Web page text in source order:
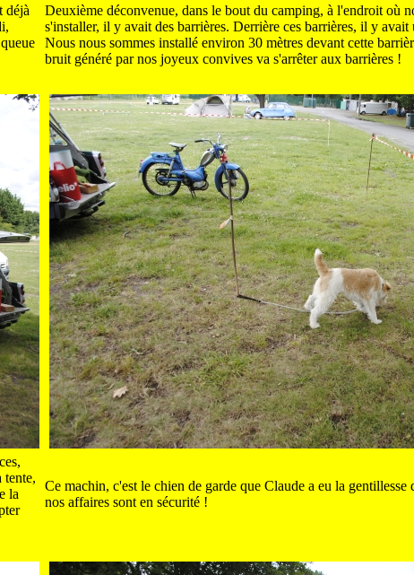
déjà
Deuxième déconvenue, dans le bout du camping, à l'endroit où
s'installer, il y avait des barrières. Derrière ces barrières, il y
Nous nous sommes installé environ 30 mètres devant cette
bruit généré par nos joyeux convives va s'arrêter aux barrières !
tente,
la
Ce machin, c'est le chien de garde que Claude a eu la gentillesse
nos affaires sont en sécurité !